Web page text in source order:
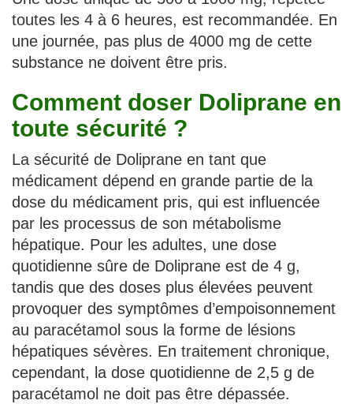
toutes les 4 à 6 heures, est recommandée. En
une journée, pas plus de 4000 mg de cette
substance ne doivent être pris.
Comment doser Doliprane en
toute sécurité ?
La sécurité de Doliprane en tant que
médicament dépend en grande partie de la
dose du médicament pris, qui est influencée
par les processus de son métabolisme
hépatique. Pour les adultes, une dose
quotidienne sûre de Doliprane est de 4 g,
tandis que des doses plus élevées peuvent
provoquer des symptômes d’empoisonnement
au paracétamol sous la forme de lésions
hépatiques sévères. En traitement chronique,
cependant, la dose quotidienne de 2,5 g de
paracétamol ne doit pas être dépassée.